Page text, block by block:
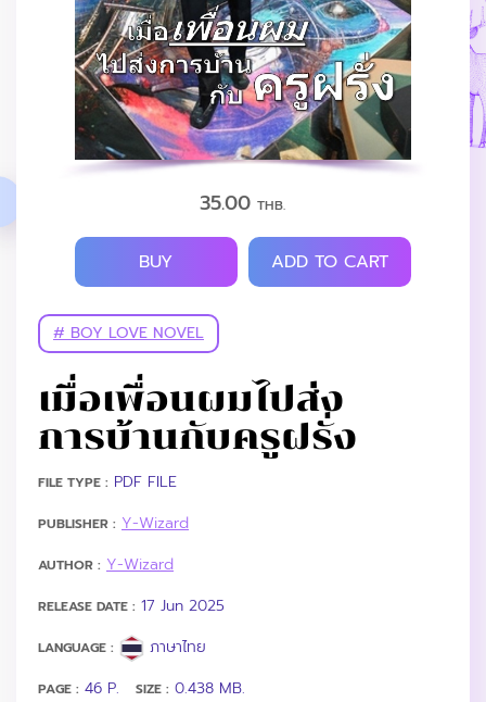
35.00THB.
BUY ADD TO CART
# BOY LOVE NOVEL
เมื่อเพื่อนผมไปส่ง
การบ้านกับครูฝรั่ง
FILE TYPE : PDF FILE
PUBLISHER : Y-Wizard
AUTHOR : Y-Wizard
RELEASE DATE : 17 Jun 2025
LANGUAGE : ภาษาไทย
PAGE : 46 P. SIZE : 0.438 MB.